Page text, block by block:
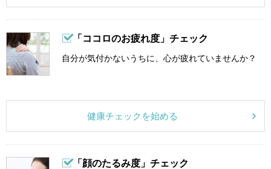
「ココロのお疲れ度」チェック
自分が気付かないうちに、心が疲れていませんか？
健康チェックを始める
「顔のたるみ度」チェック